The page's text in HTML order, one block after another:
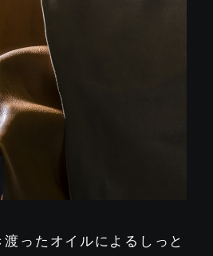
ったオイルによるしっと